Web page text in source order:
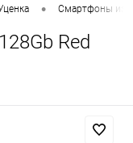
• Смартфоны из
Red